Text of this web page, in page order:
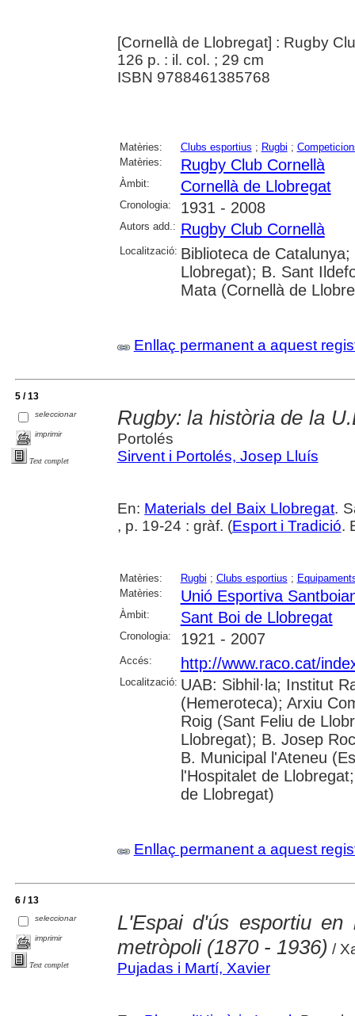
[Cornellà de Llobregat] : Rugby
126 p. : il. col. ; 29 cm
ISBN 9788461385768
Matèries: Clubs esportius ; Rugbi ;
Matèries:
Rugby Club Cornellà
Àmbit: Cornellà de Llobregat
Cronologia: 1931 - 2008
Autors add.: Rugby Club Cornellà
Localització: Biblioteca de
Llobregat); B. Sant
Mata (Cornellà de
Enllaç permanent a aquest
5 / 13
seleccionar
imprimir
Text complet
Rugby: la història de la
Portolés
Sirvent i Portolés, Josep Lluís
En: Materials del Baix Llobregat.
, p. 19-24 : gràf. (Esport i Tradició.
Matèries: Rugbi ; Clubs esportius ;
Matèries:
Unió Esportiva
Àmbit: Sant Boi de Llobregat
Cronologia: 1921 - 2007
Accés: http://www.raco.cat/
Localització: UAB: Sibhil·la; Institut
(Hemeroteca); Arxiu
Roig (Sant Feliu de
Llobregat); B. Josep
B. Municipal l'Ateneu
l'Hospitalet de
de Llobregat)
Enllaç permanent a aquest
6 / 13
seleccionar
imprimir
Text complet
L'Espai d'ús esportiu
metròpoli (1870 - 1936) /
Pujadas i Martí, Xavier